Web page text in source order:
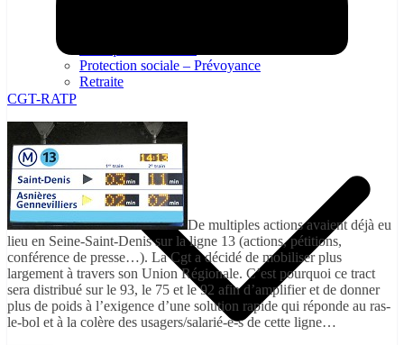
Protection sociale – Prévoyance
Retraite
CGT-RATP
De multiples actions avaient déjà eu
lieu en Seine-Saint-Denis sur la ligne 13 (actions, pétitions,
conférence de presse…). La Cgt a décidé de mobiliser plus
largement à travers son Union Régionale. C’est pourquoi ce tract
sera distribué sur le 93, le 75 et le 92 afin d’amplifier et de donner
plus de poids à l’exigence d’une solution rapide qui réponde au ras-
le-bol et à la colère des usagers/salarié-e-s de cette ligne…